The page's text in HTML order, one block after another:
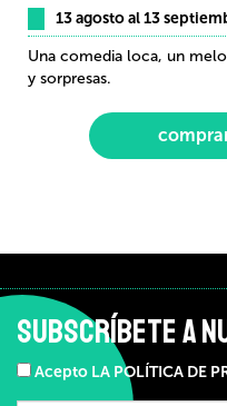
13 agosto al 13
Una comedia loca, un
y sorpresas.
SUBSCRÍBETE A
Acepto LA POLÍTICA DE